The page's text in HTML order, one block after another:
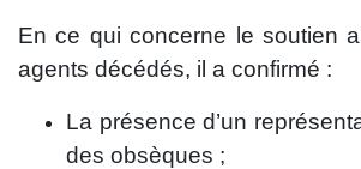
En ce qui concerne le soutien
agents décédés, il a confirmé :
La présence d’un
des obsèques ;